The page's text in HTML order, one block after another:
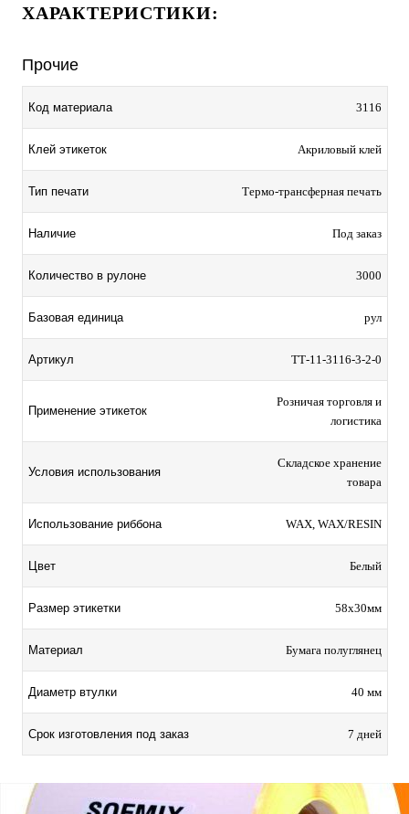
ХАРАКТЕРИСТИКИ:
Прочие
Код материала 3116
Клей этикеток Акриловый клей
Тип печати Термо-трансферная печать
Наличие Под заказ
Количество в рулоне 3000
Базовая единица рул
Артикул TТ-11-3116-3-2-0
Применение этикеток
Розничая торговля и
логистика
Условия использования
Складское хранение
товара
Использование риббона WAX, WAX/RESIN
Цвет Белый
Размер этикетки 58х30мм
Материал Бумага полуглянец
Диаметр втулки 40 мм
Срок изготовления под заказ 7 дней